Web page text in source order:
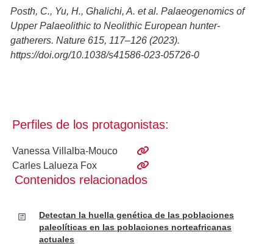
Posth, C., Yu, H., Ghalichi, A. et al. Palaeogenomics of
Upper Palaeolithic to Neolithic European hunter-
gatherers. Nature 615, 117–126 (2023).
https://doi.org/10.1038/s41586-023-05726-0
Perfiles de los protagonistas:
Vanessa Villalba-Mouco
Carles Lalueza Fox
Contenidos relacionados
Detectan la huella genética de las poblaciones
paleolíticas en las poblaciones norteafricanas
actuales